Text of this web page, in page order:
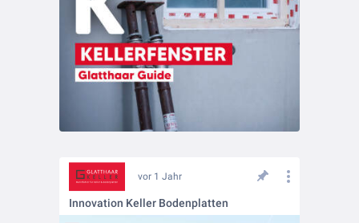
vor 1 Jahr
Innovation Keller Bodenplatten